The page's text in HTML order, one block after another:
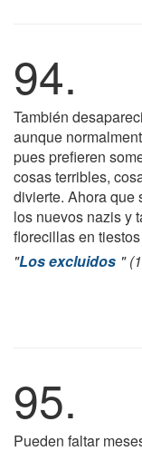
94.
También
aunque
pues prefieren
cosas terribles,
divierte. Ahora que
los nuevos nazis y
florecillas en
"Los excluidos "
95.
Pueden faltar